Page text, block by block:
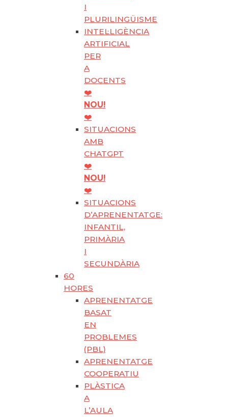
I
PLURILINGÜISME
INTEL·LIGÈNCIA
ARTIFICIAL
PER
A
DOCENTS
❤️
NOU!
❤️
SITUACIONS
AMB
CHATGPT
❤️
NOU!
❤️
SITUACIONS
D’APRENENTATGE:
INFANTIL,
PRIMÀRIA
I
SECUNDÀRIA
60
HORES
APRENENTATGE
BASAT
EN
PROBLEMES
(PBL)
APRENENTATGE
COOPERATIU
PLÀSTICA
A
L’AULA